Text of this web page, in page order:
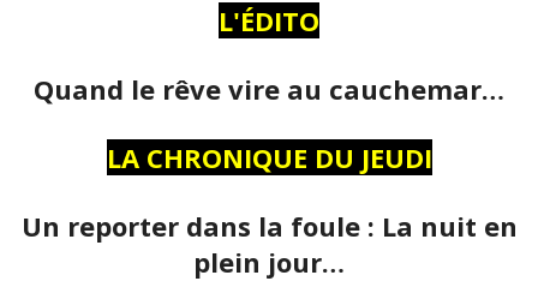
L'ÉDITO
Quand le rêve vire au cauchemar…
LA CHRONIQUE DU JEUDI
Un reporter dans la foule : La nuit en
plein jour…